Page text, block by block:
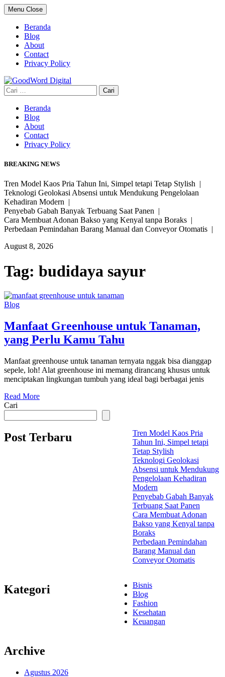
Skip
to
content
Menu Close
Beranda
Blog
About
Contact
Privacy Policy
Cari
untuk:
Beranda
Blog
About
Contact
Privacy Policy
BREAKING NEWS
Tren Model Kaos Pria Tahun Ini, Simpel tetapi Tetap Stylish |
Teknologi Geolokasi Absensi untuk Mendukung Pengelolaan
Kehadiran Modern |
Penyebab Gabah Banyak Terbuang Saat Panen |
Cara Membuat Adonan Bakso yang Kenyal tanpa Boraks |
Perbedaan Pemindahan Barang Manual dan Conveyor Otomatis |
August 8, 2026
Tag: budidaya sayur
Blog
Manfaat Greenhouse untuk Tanaman,
yang Perlu Kamu Tahu
Manfaat greenhouse untuk tanaman ternyata nggak bisa dianggap
sepele, loh! Alat greenhouse ini memang dirancang khusus untuk
menciptakan lingkungan tumbuh yang ideal bagi berbagai jenis
Read More
Cari
Post Terbaru
Tren Model Kaos Pria
Tahun Ini, Simpel tetapi
Tetap Stylish
Teknologi Geolokasi
Absensi untuk Mendukung
Pengelolaan Kehadiran
Modern
Penyebab Gabah Banyak
Terbuang Saat Panen
Cara Membuat Adonan
Bakso yang Kenyal tanpa
Boraks
Perbedaan Pemindahan
Barang Manual dan
Conveyor Otomatis
Kategori
Bisnis
Blog
Fashion
Kesehatan
Keuangan
Archive
Agustus 2026